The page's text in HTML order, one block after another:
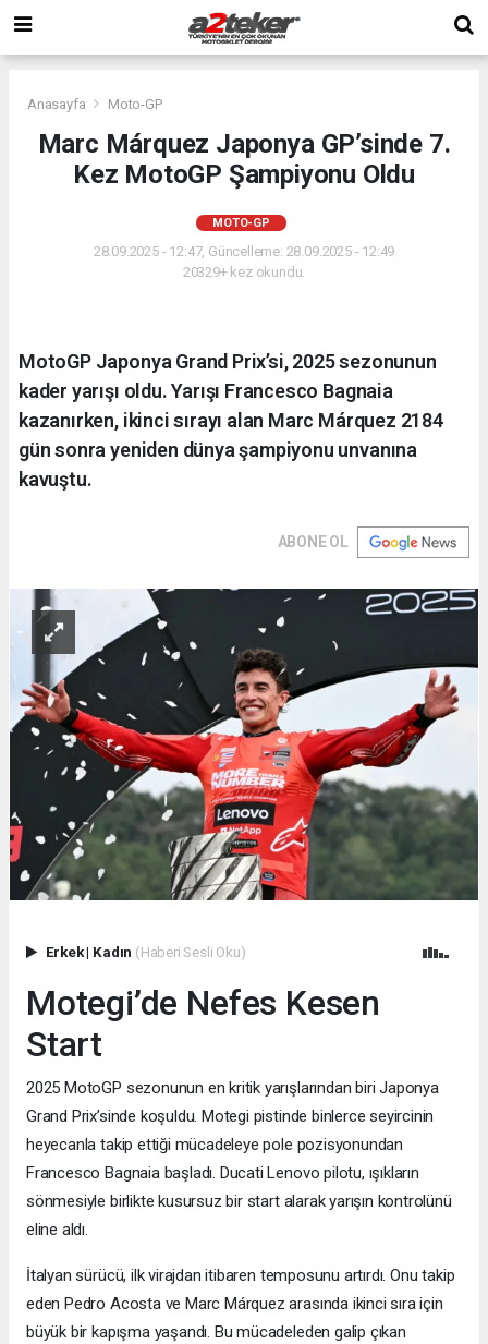
Anasayfa Moto-GP
Marc Márquez Japonya GP’sinde 7.
Kez MotoGP Şampiyonu Oldu
MOTO-GP
28.09.2025 - 12:47, Güncelleme: 28.09.2025 - 12:49
20329+ kez okundu.
MotoGP Japonya Grand Prix’si, 2025 sezonunun
kader yarışı oldu. Yarışı Francesco Bagnaia
kazanırken, ikinci sırayı alan Marc Márquez 2184
gün sonra yeniden dünya şampiyonu unvanına
kavuştu.
ABONE OL
Erkek| Kadın (Haberi Sesli Oku)
Motegi’de Nefes Kesen
Start
2025 MotoGP sezonunun en kritik yarışlarından biri Japonya
Grand Prix’sinde koşuldu. Motegi pistinde binlerce seyircinin
heyecanla takip ettiği mücadeleye pole pozisyonundan
Francesco Bagnaia başladı. Ducati Lenovo pilotu, ışıkların
sönmesiyle birlikte kusursuz bir start alarak yarışın kontrolünü
eline aldı.
İtalyan sürücü, ilk virajdan itibaren temposunu artırdı. Onu takip
eden Pedro Acosta ve Marc Márquez arasında ikinci sıra için
büyük bir kapışma yaşandı. Bu mücadeleden galip çıkan